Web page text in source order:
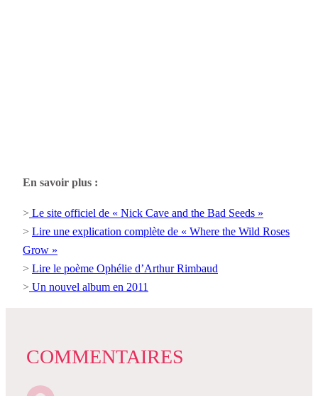
En savoir plus :
> Le site officiel de « Nick Cave and the Bad Seeds »
> Lire une explication complète de « Where the Wild Roses
Grow »
> Lire le poème Ophélie d’Arthur Rimbaud
> Un nouvel album en 2011
COMMENTAIRES